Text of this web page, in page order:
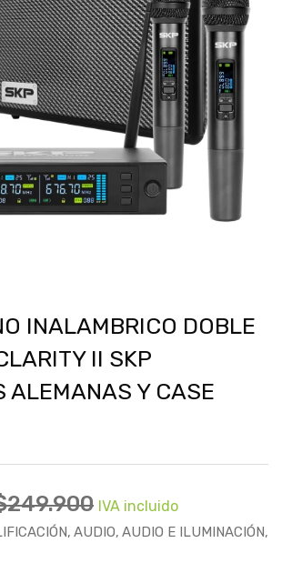
INALAMBRICO DOBLE
II SKP
ALEMANAS Y CASE
249.900 IVA incluido
AUDIO AUDIO E ILUMINACIÓN